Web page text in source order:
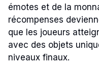
émotes et de la
récompenses
que les joueurs
avec des objets
niveaux finaux.